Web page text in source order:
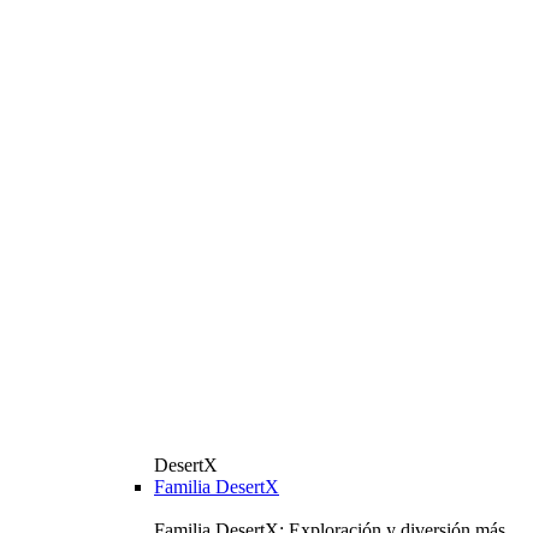
DesertX
Familia DesertX